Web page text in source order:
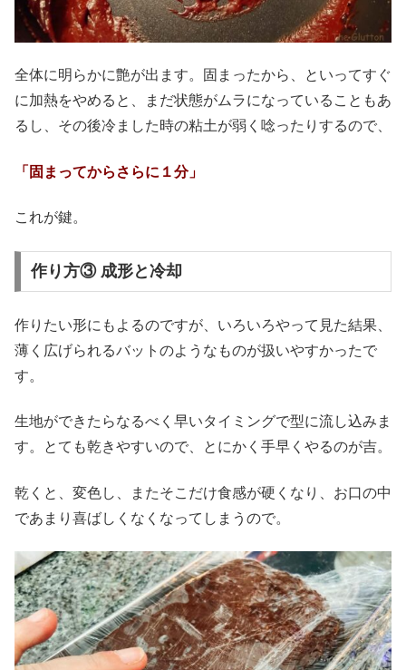
全体に明らかに艶が出ます。固まったから、といってすぐ
に加熱をやめると、まだ状態がムラになっていることもあ
るし、その後冷ました時の粘土が弱く唸ったりするので、
「固まってからさらに１分」
これが鍵。
作り方③ 成形と冷却
作りたい形にもよるのですが、いろいろやって見た結果、
薄く広げられるバットのようなものが扱いやすかったで
す。
生地ができたらなるべく早いタイミングで型に流し込みま
す。とても乾きやすいので、とにかく手早くやるのが吉。
乾くと、変色し、またそこだけ食感が硬くなり、お口の中
であまり喜ばしくなくなってしまうので。